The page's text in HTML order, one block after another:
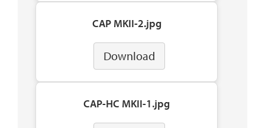
CAP MKII-2.jpg
Download
CAP-HC MKII-1.jpg